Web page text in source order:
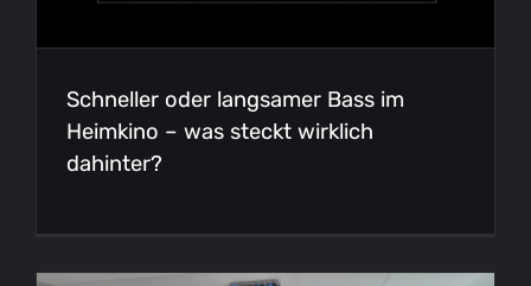
Schneller oder langsamer Bass im
Heimkino – was steckt wirklich
dahinter?